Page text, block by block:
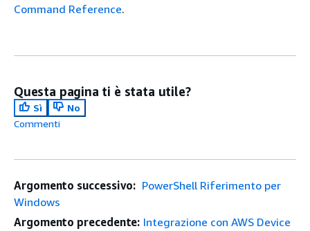
Command Reference.
Questa pagina ti è stata utile?
Sì
No
Commenti
Argomento successivo: PowerShell Riferimento per
Windows
Argomento precedente: Integrazione con AWS Device